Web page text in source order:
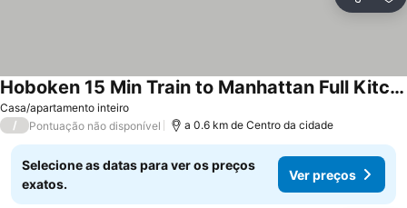
Casa/apartamento inteiro
Hoboken 15 Min Train to Manhattan Full Kitchen
/ Pontuação não disponível a 0.6 km de Centro da cidade
Selecione as datas para ver os preços
exatos.
Ver preços